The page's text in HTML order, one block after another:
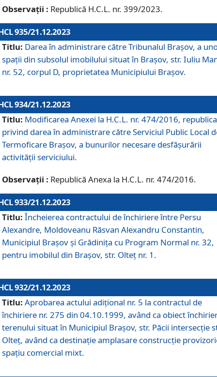
Observații : Republică H.C.L. nr. 399/2023.
935/21.12.2023
Titlu: Darea în administrare către Tribunalul Brașov, a
spații din subsolul imobilului situat în Brașov, str. Iuliu
nr. 52, corpul D, proprietatea Municipiului Brașov.
934/21.12.2023
Titlu: Modificarea Anexei la H.C.L. nr. 474/2016,
privind darea în administrare către Serviciul Public Local
Termoficare Braşov, a bunurilor necesare desfăşurării
activităţii serviciului.
Observații : Republică Anexa la H.C.L. nr. 474/2016.
933/21.12.2023
Titlu: Încheierea contractului de închiriere între Persu
Alexandre, Moldoveanu Răsvan Alexandru Constantin,
Municipiul Braşov şi Grădinița cu Program Normal nr. 32,
pentru imobilul din Brașov, str. Olteț nr. 1.
932/21.12.2023
Titlu: Aprobarea actului adițional nr. 5 la contractul de
închiriere nr. 275 din 04.10.1999, având ca obiect
terenului situat în Municipiul Brașov, str. Păcii intersecție
Olteț, având ca destinație amplasare construcție
spațiu comercial mixt.